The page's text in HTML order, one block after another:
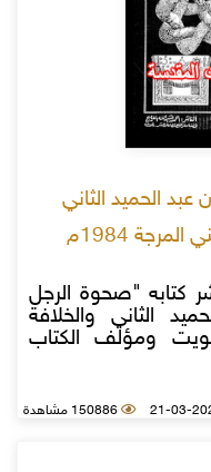
الحميد الثاني
1984م
كتابه "صحوة الرجل
الثاني والخلافة
1984م بالكويت ومؤلف الكتاب
150886 مشاهدة